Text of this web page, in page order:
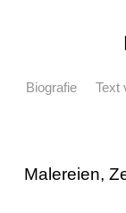
Biografie Text
Malereien,